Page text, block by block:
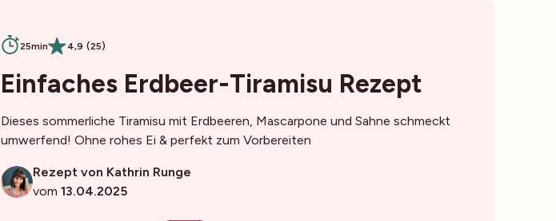
25min 4,9 (25)
Einfaches Erdbeer-Tiramisu Rezept
Dieses sommerliche Tiramisu mit Erdbeeren, Mascarpone und Sahne schmeckt
umwerfend! Ohne rohes Ei & perfekt zum Vorbereiten
Rezept von Kathrin Runge
vom 13.04.2025